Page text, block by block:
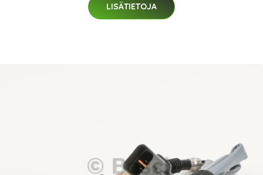
LISÄTIETOJA